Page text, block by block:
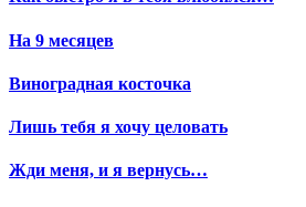
На 9 месяцев
Виноградная косточка
Лишь тебя я хочу целовать
Жди меня, и я вернусь…